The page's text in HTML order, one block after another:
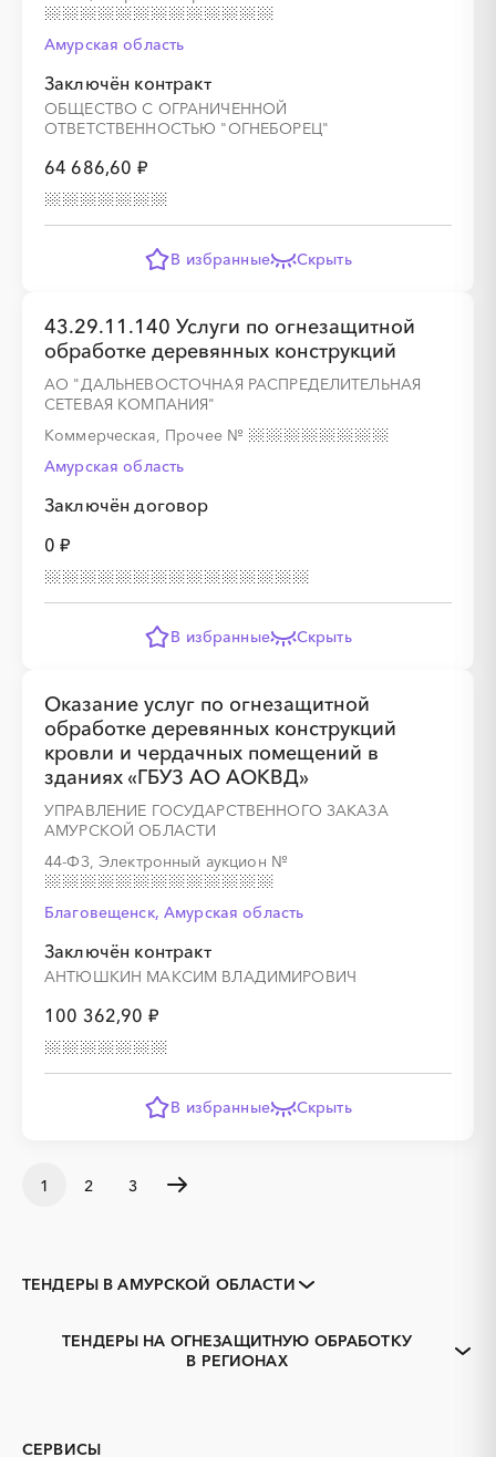
Амурская область
Заключён контракт
ОБЩЕСТВО С ОГРАНИЧЕННОЙ
ОТВЕТСТВЕННОСТЬЮ "ОГНЕБОРЕЦ"
64 686,60 ₽
В избранные Скрыть
43.29.11.140 Услуги по огнезащитной
обработке деревянных конструкций
АО "ДАЛЬНЕВОСТОЧНАЯ РАСПРЕДЕЛИТЕЛЬНАЯ
СЕТЕВАЯ КОМПАНИЯ"
Коммерческая, Прочее №
Амурская область
Заключён договор
0 ₽
В избранные Скрыть
Оказание услуг по огнезащитной
обработке деревянных конструкций
кровли и чердачных помещений в
зданиях «ГБУЗ АО АОКВД»
УПРАВЛЕНИЕ ГОСУДАРСТВЕННОГО ЗАКАЗА
АМУРСКОЙ ОБЛАСТИ
44-ФЗ, Электронный аукцион №
Благовещенск, Амурская область
Заключён контракт
АНТЮШКИН МАКСИМ ВЛАДИМИРОВИЧ
100 362,90 ₽
В избранные Скрыть
1 2 3
ТЕНДЕРЫ В АМУРСКОЙ ОБЛАСТИ
Тендеры заводов
1С
PR
ТЕНДЕРЫ НА ОГНЕЗАЩИТНУЮ ОБРАБОТКУ
В РЕГИОНАХ
СЕРВИСЫ